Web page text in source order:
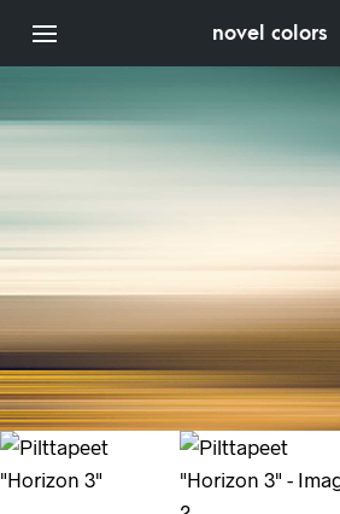
novel colors